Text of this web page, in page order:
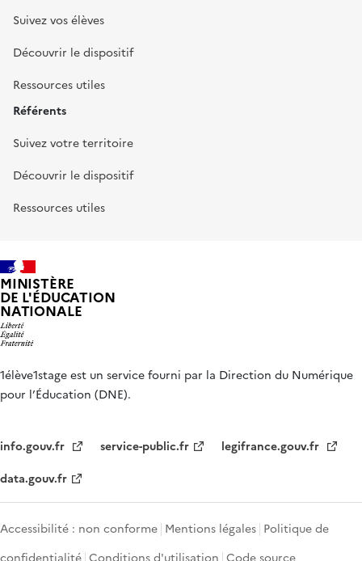
Suivez vos élèves
Découvrir le dispositif
Ressources utiles
Référents
Suivez votre territoire
Découvrir le dispositif
Ressources utiles
MINISTÈRE
DE L'ÉDUCATION
NATIONALE
1élève1stage est un service fourni par la Direction du Numérique
pour l’Éducation (DNE).
info.gouv.fr service-public.fr
legifrance.gouv.fr
data.gouv.fr
Accessibilité : non conforme Mentions légales Politique de